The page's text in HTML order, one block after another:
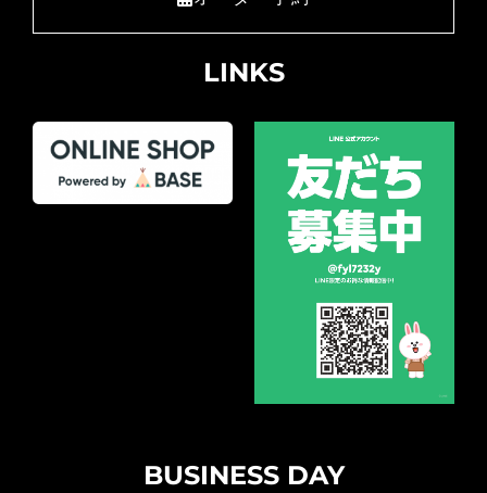
LINKS
BUSINESS DAY